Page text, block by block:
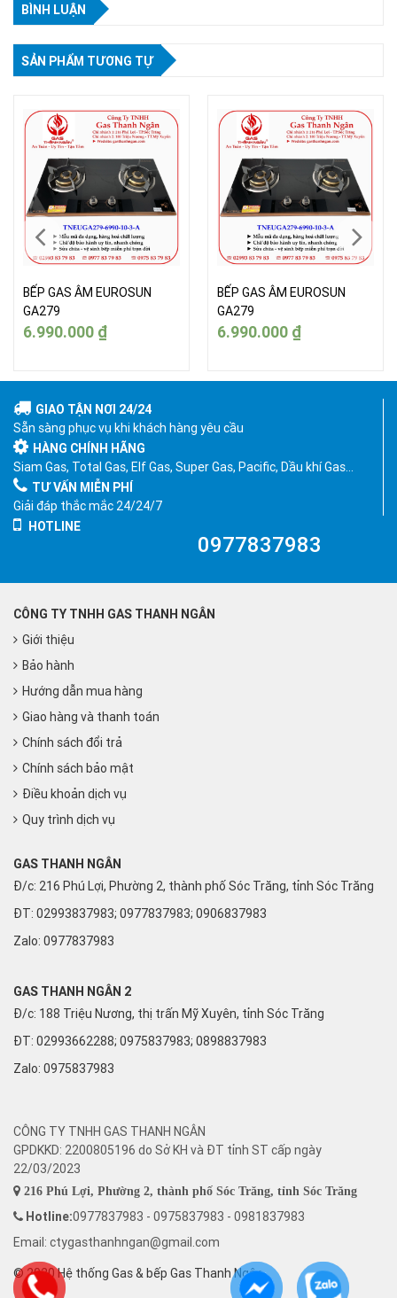
BÌNH LUẬN
SẢN PHẨM TƯƠNG TỰ
BẾP GAS ÂM EUROSUN
GA279
6.990.000 ₫
BẾP GAS ÂM EUROSUN
GA279
6.990.000 ₫
GIAO TẬN NƠI 24/24
Sẵn sàng phục vụ khi khách hàng yêu cầu
HÀNG CHÍNH HÃNG
Siam Gas, Total Gas, Elf Gas, Super Gas, Pacific, Dầu khí Gas…
TƯ VẤN MIỄN PHÍ
Giải đáp thắc mắc 24/24/7
HOTLINE
0977837983
CÔNG TY TNHH GAS THANH NGÂN
Giới thiệu
Bảo hành
Hướng dẫn mua hàng
Giao hàng và thanh toán
Chính sách đổi trả
Chính sách bảo mật
Điều khoản dịch vụ
Quy trình dịch vụ
GAS THANH NGÂN
Đ/c: 216 Phú Lợi, Phường 2, thành phố Sóc Trăng, tỉnh Sóc Trăng
ĐT: 02993837983; 0977837983; 0906837983
Zalo: 0977837983
GAS THANH NGÂN 2
Đ/c: 188 Triệu Nương, thị trấn Mỹ Xuyên, tỉnh Sóc Trăng
ĐT: 02993662288; 0975837983; 0898837983
Zalo: 0975837983
CÔNG TY TNHH GAS THANH NGÂN
GPDKKD: 2200805196 do Sở KH và ĐT tỉnh ST cấp ngày
22/03/2023
216 Phú Lợi, Phường 2, thành phố Sóc Trăng, tỉnh Sóc Trăng
Hotline:0977837983 - 0975837983 - 0981837983
Email: ctygasthanhngan@gmail.com
© 2020 Hệ thống Gas & bếp Gas Thanh Ngân